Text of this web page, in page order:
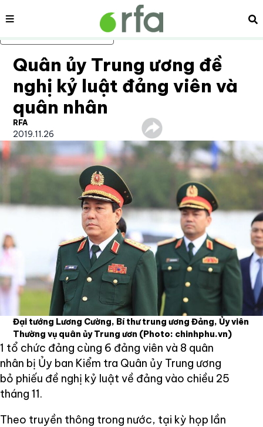
Bỏ qua nội dung chính
Nội dung
Quân ủy Trung ương đề
nghị kỷ luật đảng viên và
quân nhân
RFA
2019.11.26
Đại tướng Lương Cường, Bí thư trung ương Đảng, Ủy viên
Thường vụ quân ủy Trung ươn (Photo: chinhphu.vn)
1 tổ chức đảng cùng 6 đảng viên và 8 quân
nhân bị Ủy ban Kiểm tra Quân ủy Trung ương
bỏ phiếu đề nghị kỷ luật về đảng vào chiều 25
tháng 11.
Theo truyền thông trong nước, tại kỳ họp lần